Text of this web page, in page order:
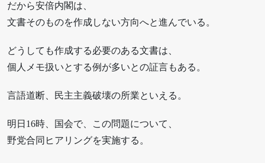
だから安倍内閣は、
文書そのものを作成しない方向へと進んでいる。
どうしても作成する必要のある文書は、
個人メモ扱いとする例が多いとの証言もある。
言語道断、民主主義破壊の所業といえる。
明日16時、国会で、この問題について、
野党合同ヒアリングを実施する。